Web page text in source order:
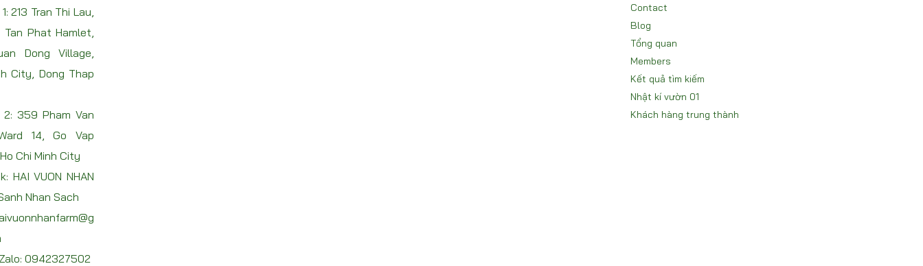
213 Tran Thi Lau,
Tan Phat Hamlet,
Dong Village,
City, Dong Thap
2: 359 Pham Van
14, Go Vap
Chi Minh City
HAI VUON NHAN
Nhan Sach
0942327502
Contact
Blog
Tổng quan
Members
Kết quả tìm kiếm
Nhật kí vườn 01
Khách hàng trung thành